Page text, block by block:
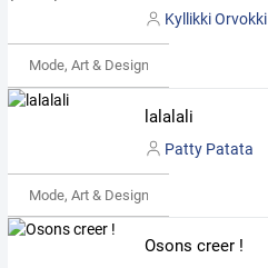
Kyllikki Orvokki
Mode, Art & Design
lalalali
Patty Patata
Mode, Art & Design
Osons creer !